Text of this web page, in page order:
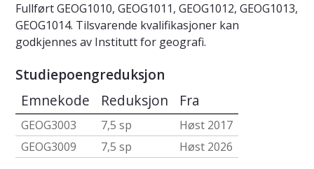
Fullført GEOG1010, GEOG1011, GEOG1012, GEOG1013,
GEOG1014. Tilsvarende kvalifikasjoner kan
godkjennes av Institutt for geografi.
Studiepoengreduksjon
Emnekode Reduksjon Fra
GEOG3003 7,5 sp
Høst 2017
GEOG3009
7,5 sp
Høst 2026